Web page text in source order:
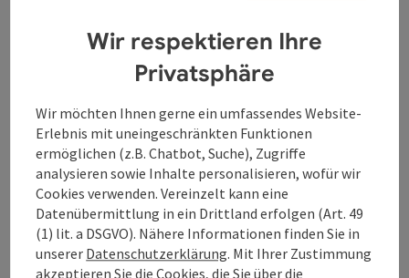
in Oberösterreich, wurde vom deutschen Fahrradclub ADFC
mit 4 Sternen ausgezeichnet und ist der beliebteste Radweg
der Deutschen im Ausland. Daher ist es erfreulich, dass die
Oberösterreich maßgebliche Beiträge zur Finanzierung der
neuen Römer-Rastplätze leisten und die BAUAkademie, die
Bauinnung der Wirtschaftskammer OÖ, die Kunstuniversität
Linz, das oberösterreichische Landesmuseum und die
Gemeinde Alkoven gemeinsam mit der Tourismus-
Werbegemeinschaft Donau Oberösterreich wichtige Beiträge
zur Verwirklichung geleistet haben", freut sich Friedrich
Bernhofer, Vorsitzender der Donau Oberösterreich.
Wir respektieren Ihre
Privatsphäre
Wir möchten Ihnen gerne ein umfassendes Website-
Erlebnis mit uneingeschränkten Funktionen
ermöglichen (z.B. Chatbot, Suche), Zugriffe
analysieren sowie Inhalte personalisieren, wofür wir
Cookies verwenden. Vereinzelt kann eine
Datenübermittlung in ein Drittland erfolgen (Art. 49
(1) lit. a DSGVO). Nähere Informationen finden Sie in
unserer Datenschutzerklärung. Mit Ihrer Zustimmung
akzeptieren Sie die Cookies, die Sie über die